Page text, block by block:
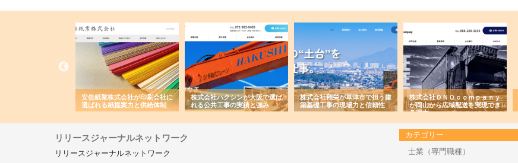
安倍紙業株式会社が印刷会社に
選ばれる紙提案力と供給体制
株式会社ハクシンが大阪で選ば
れる公共工事の実績と強み
株式会社翔栄が草津市で担う建
築基礎工事の現場力と信頼性
株式会社ＯＮＯｃｏｍｐａｎｙ
が岡山から広域配送を実現でき
る理由
リリースジャーナルネットワーク
リリースジャーナルネットワーク
カテゴリー
士業（専門職種）